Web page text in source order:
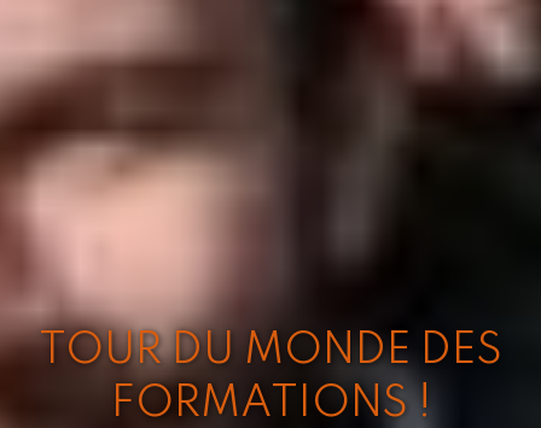
TOUR DU MONDE DES
FORMATIONS !